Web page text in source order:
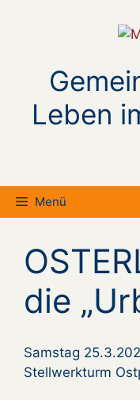
Leben
Menü
die
Samstag
Stellwerkturm